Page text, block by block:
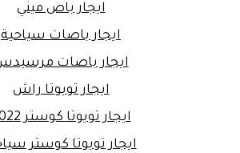
ايجار باص ميني
ايجار باصات سياحية
ايجار باصات
ايجار تويوتا راش
ايجار تويوتا كوستر 2022
ايجار تويوتا كوستر